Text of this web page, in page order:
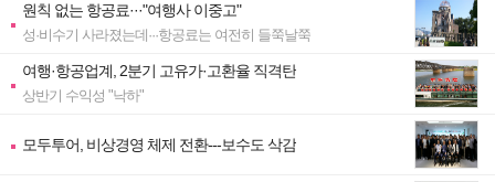
원칙 없는 항공료···"여행사 이중고"
성·비수기 사라졌는데···항공료는 여전히 들쭉날쭉
여행·항공업계, 2분기 고유가·고환율 직격탄
상반기 수익성 "낙하"
모두투어, 비상경영 체제 전환---보수도 삭감